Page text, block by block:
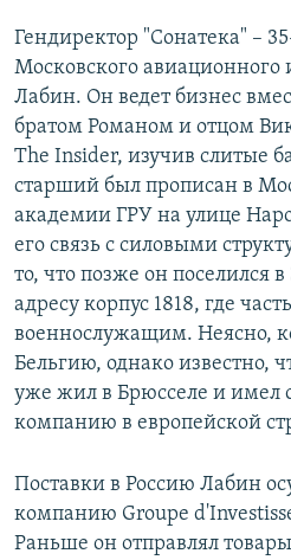
ELIFBE
УКРАИНСКАЯ ПРОБЛЕМА КРЫМА
Все сайты RFE/RL
Гендиректор "Сонатека" –
Московского авиационного
Лабин. Он ведет бизнес
братом Романом и отцом
The Insider, изучив слитые
старший был прописан в
академии ГРУ на улице
его связь с силовыми
то, что позже он поселился
адресу корпус 1818, где
военнослужащим. Неясно,
Бельгию, однако известно,
уже жил в Брюсселе и имел
компанию в европейской
Поставки в Россию Лабин
компанию Groupe
Раньше он отправлял